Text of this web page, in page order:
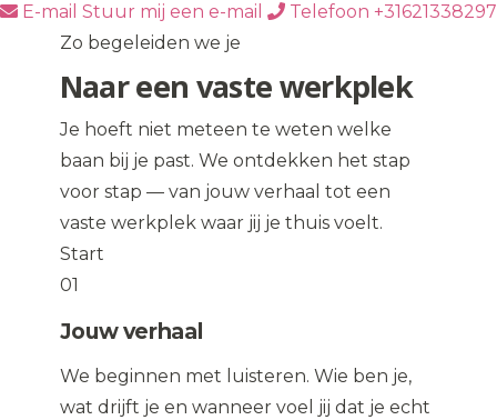
E-mail Stuur mij een e-mail Telefoon +31621338297
Zo begeleiden we je
Naar een vaste werkplek
Je hoeft niet meteen te weten welke
baan bij je past. We ontdekken het stap
voor stap — van jouw verhaal tot een
vaste werkplek waar jij je thuis voelt.
Start
01
Jouw verhaal
We beginnen met luisteren. Wie ben je,
wat drijft je en wanneer voel jij dat je echt